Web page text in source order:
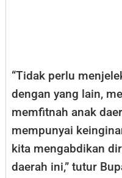
“Tidak perlu
dengan yang lain,
memfitnah anak
mempunyai
kita mengabdikan
daerah ini,” tutur